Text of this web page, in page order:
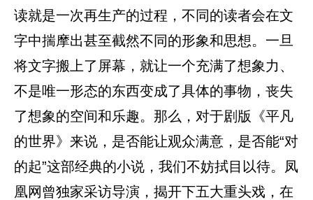
读就是一次再生产的过程，不同的读者会在文
字中揣摩出甚至截然不同的形象和思想。一旦
将文字搬上了屏幕，就让一个充满了想象力、
不是唯一形态的东西变成了具体的事物，丧失
了想象的空间和乐趣。那么，对于剧版《平凡
的世界》来说，是否能让观众满意，是否能“对
的起”这部经典的小说，我们不妨拭目以待。凤
凰网曾独家采访导演，揭开下五大重头戏，在